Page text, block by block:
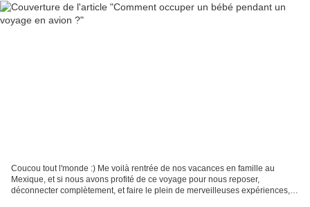
Coucou tout l'monde :) Me voilà rentrée de nos vacances en famille au
Mexique, et si nous avons profité de ce voyage pour nous reposer,
déconnecter complètement, et faire le plein de merveilleuses expériences,